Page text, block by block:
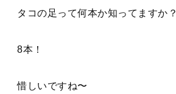
タコの足って何本か知ってますか？
8本！
惜しいですね〜